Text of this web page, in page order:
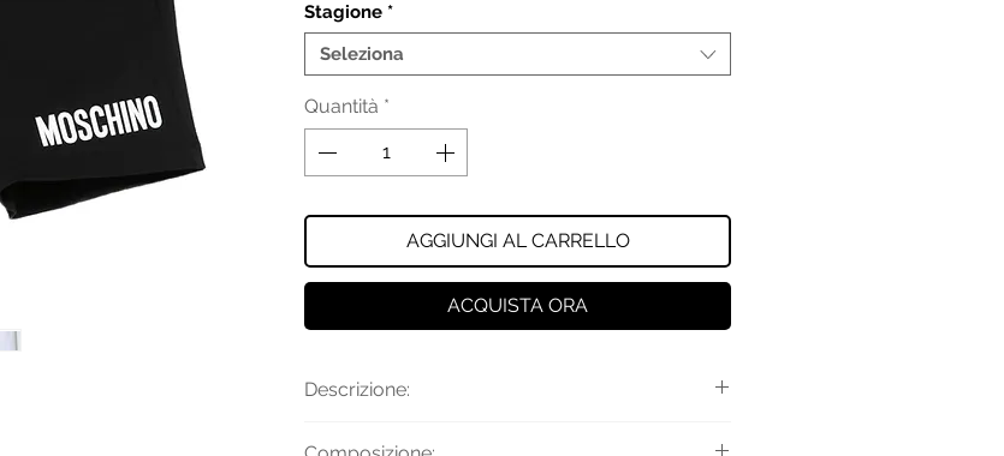
Stagione *
Seleziona
Quantità *
AGGIUNGI AL CARRELLO
ACQUISTA ORA
Descrizione: